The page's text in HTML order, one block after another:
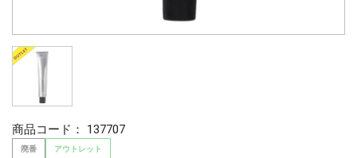
商品コード： 137707
廃番 アウトレット